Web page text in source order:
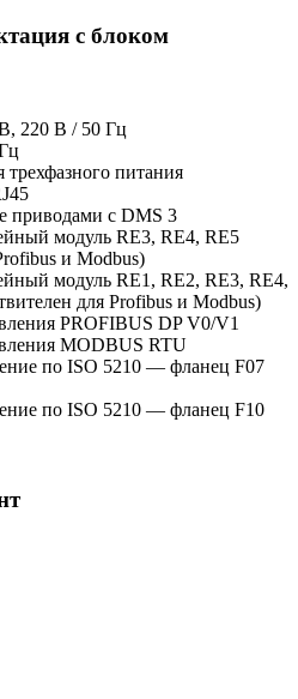
с блоком
220 В / 50 Гц
питания
приводами с DMS 3
модуль RE3, RE4, RE5
и Modbus)
модуль RE1, RE2, RE3, RE4,
для Profibus и Modbus)
PROFIBUS DP V0/V1
MODBUS RTU
по ISO 5210 — фланец F07
по ISO 5210 — фланец F10